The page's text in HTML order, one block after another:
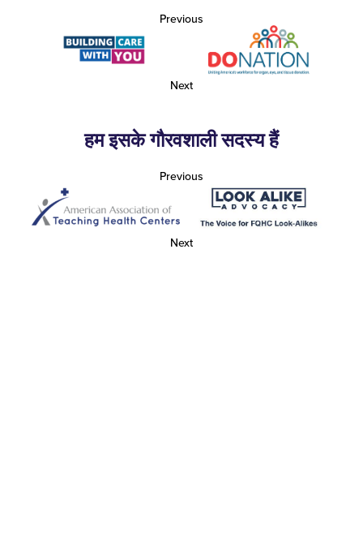
Previous
Next
हम इसके गौरवशाली सदस्य हैं
Previous
Next